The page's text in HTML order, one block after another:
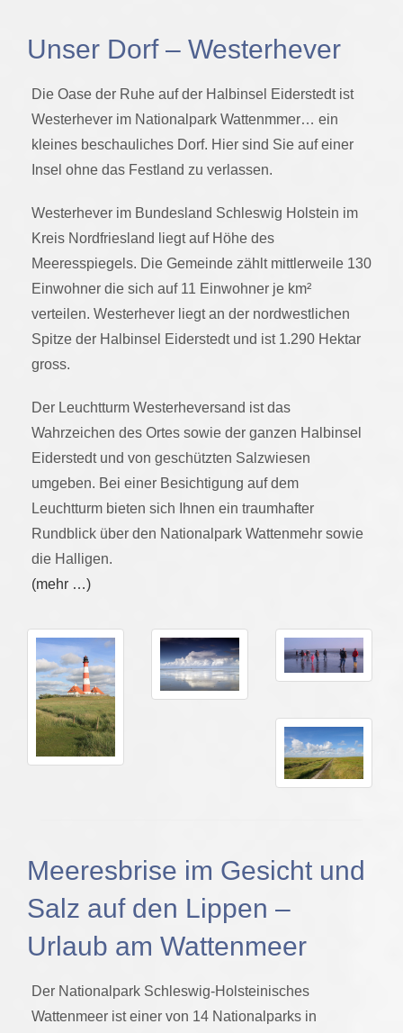
Unser Dorf – Westerhever
Die Oase der Ruhe auf der Halbinsel Eiderstedt ist
Westerhever im Nationalpark Wattenmmer… ein
kleines beschauliches Dorf. Hier sind Sie auf einer
Insel ohne das Festland zu verlassen.
Westerhever im Bundesland Schleswig Holstein im
Kreis Nordfriesland liegt auf Höhe des
Meeresspiegels. Die Gemeinde zählt mittlerweile 130
Einwohner die sich auf 11 Einwohner je km²
verteilen. Westerhever liegt an der nordwestlichen
Spitze der Halbinsel Eiderstedt und ist 1.290 Hektar
gross.
Der Leuchtturm Westerheversand ist das
Wahrzeichen des Ortes sowie der ganzen Halbinsel
Eiderstedt und von geschützten Salzwiesen
umgeben. Bei einer Besichtigung auf dem
Leuchtturm bieten sich Ihnen ein traumhafter
Rundblick über den Nationalpark Wattenmehr sowie
die Halligen.
(mehr …)
Meeresbrise im Gesicht und
Salz auf den Lippen –
Urlaub am Wattenmeer
Der Nationalpark Schleswig-Holsteinisches
Wattenmeer ist einer von 14 Nationalparks in